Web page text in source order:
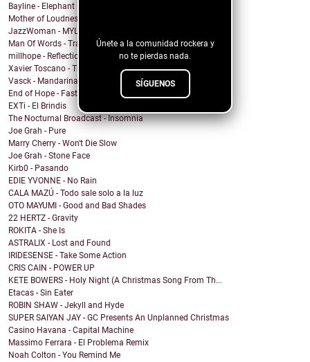
Únete a la comunidad rockera y
no te pierdas nada.
SÍGUENOS
Bayline - Elephant
Mother of Loudness - Not Yet But Soon
JazzWoman - MYLOVAH
Man Of Words - Translation Lost
millhope - Reflection
Xavier Toscano - The City Said
Vasck - Mandarina
End of Hope - Fastball
EXTi - El Brindis
The Nocturnal Broadcast - Insomnia
Joe Grah - Pure
Marry Cherry - Won't Die Slow
Joe Grah - Stone Face
Kirb0 - Pasando
EDIE YVONNE - No Rain
CALA MAZÚ - Todo sale solo a la luz
OTO MAYUMI - Good and Bad Shades
22 HERTZ - Gravity
ROKITA - She Is
ASTRALIX - Lost and Found
IRIDESENSE - Take Some Action
CRIS CAIN - POWER UP
KETE BOWERS - Holy Night (A Christmas Song From Th...
Etacas - Sin Eater
ROBIN SHAW - Jekyll and Hyde
SUPER SAIYAN JAY - GC Presents An Unplanned Christmas
Casino Havana - Capital Machine
Massimo Ferrara - El Problema Remix
Noah Colton - You Remind Me